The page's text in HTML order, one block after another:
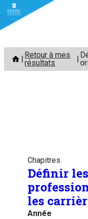
Aller
contenu
Retour à mes
résultats
Chapitres
Définir
les
Année